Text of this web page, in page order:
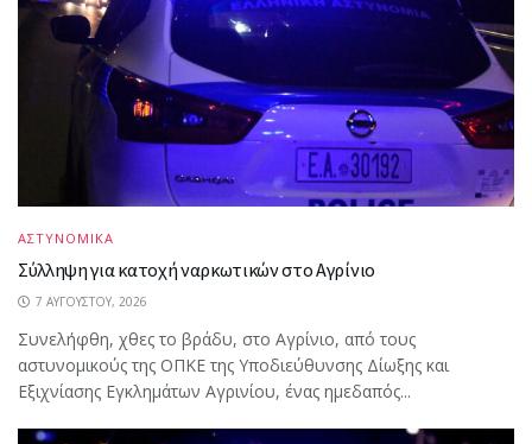
ΑΣΤΥΝΟΜΙΚΑ
Σύλληψη για κατοχή ναρκωτικών στο Αγρίνιο
7 ΑΥΓΟΎΣΤΟΥ, 2026
Συνελήφθη, χθες το βράδυ, στο Αγρίνιο, από τους
αστυνομικούς της ΟΠΚΕ της Υποδιεύθυνσης Δίωξης και
Εξιχνίασης Εγκλημάτων Αγρινίου, ένας ημεδαπός...